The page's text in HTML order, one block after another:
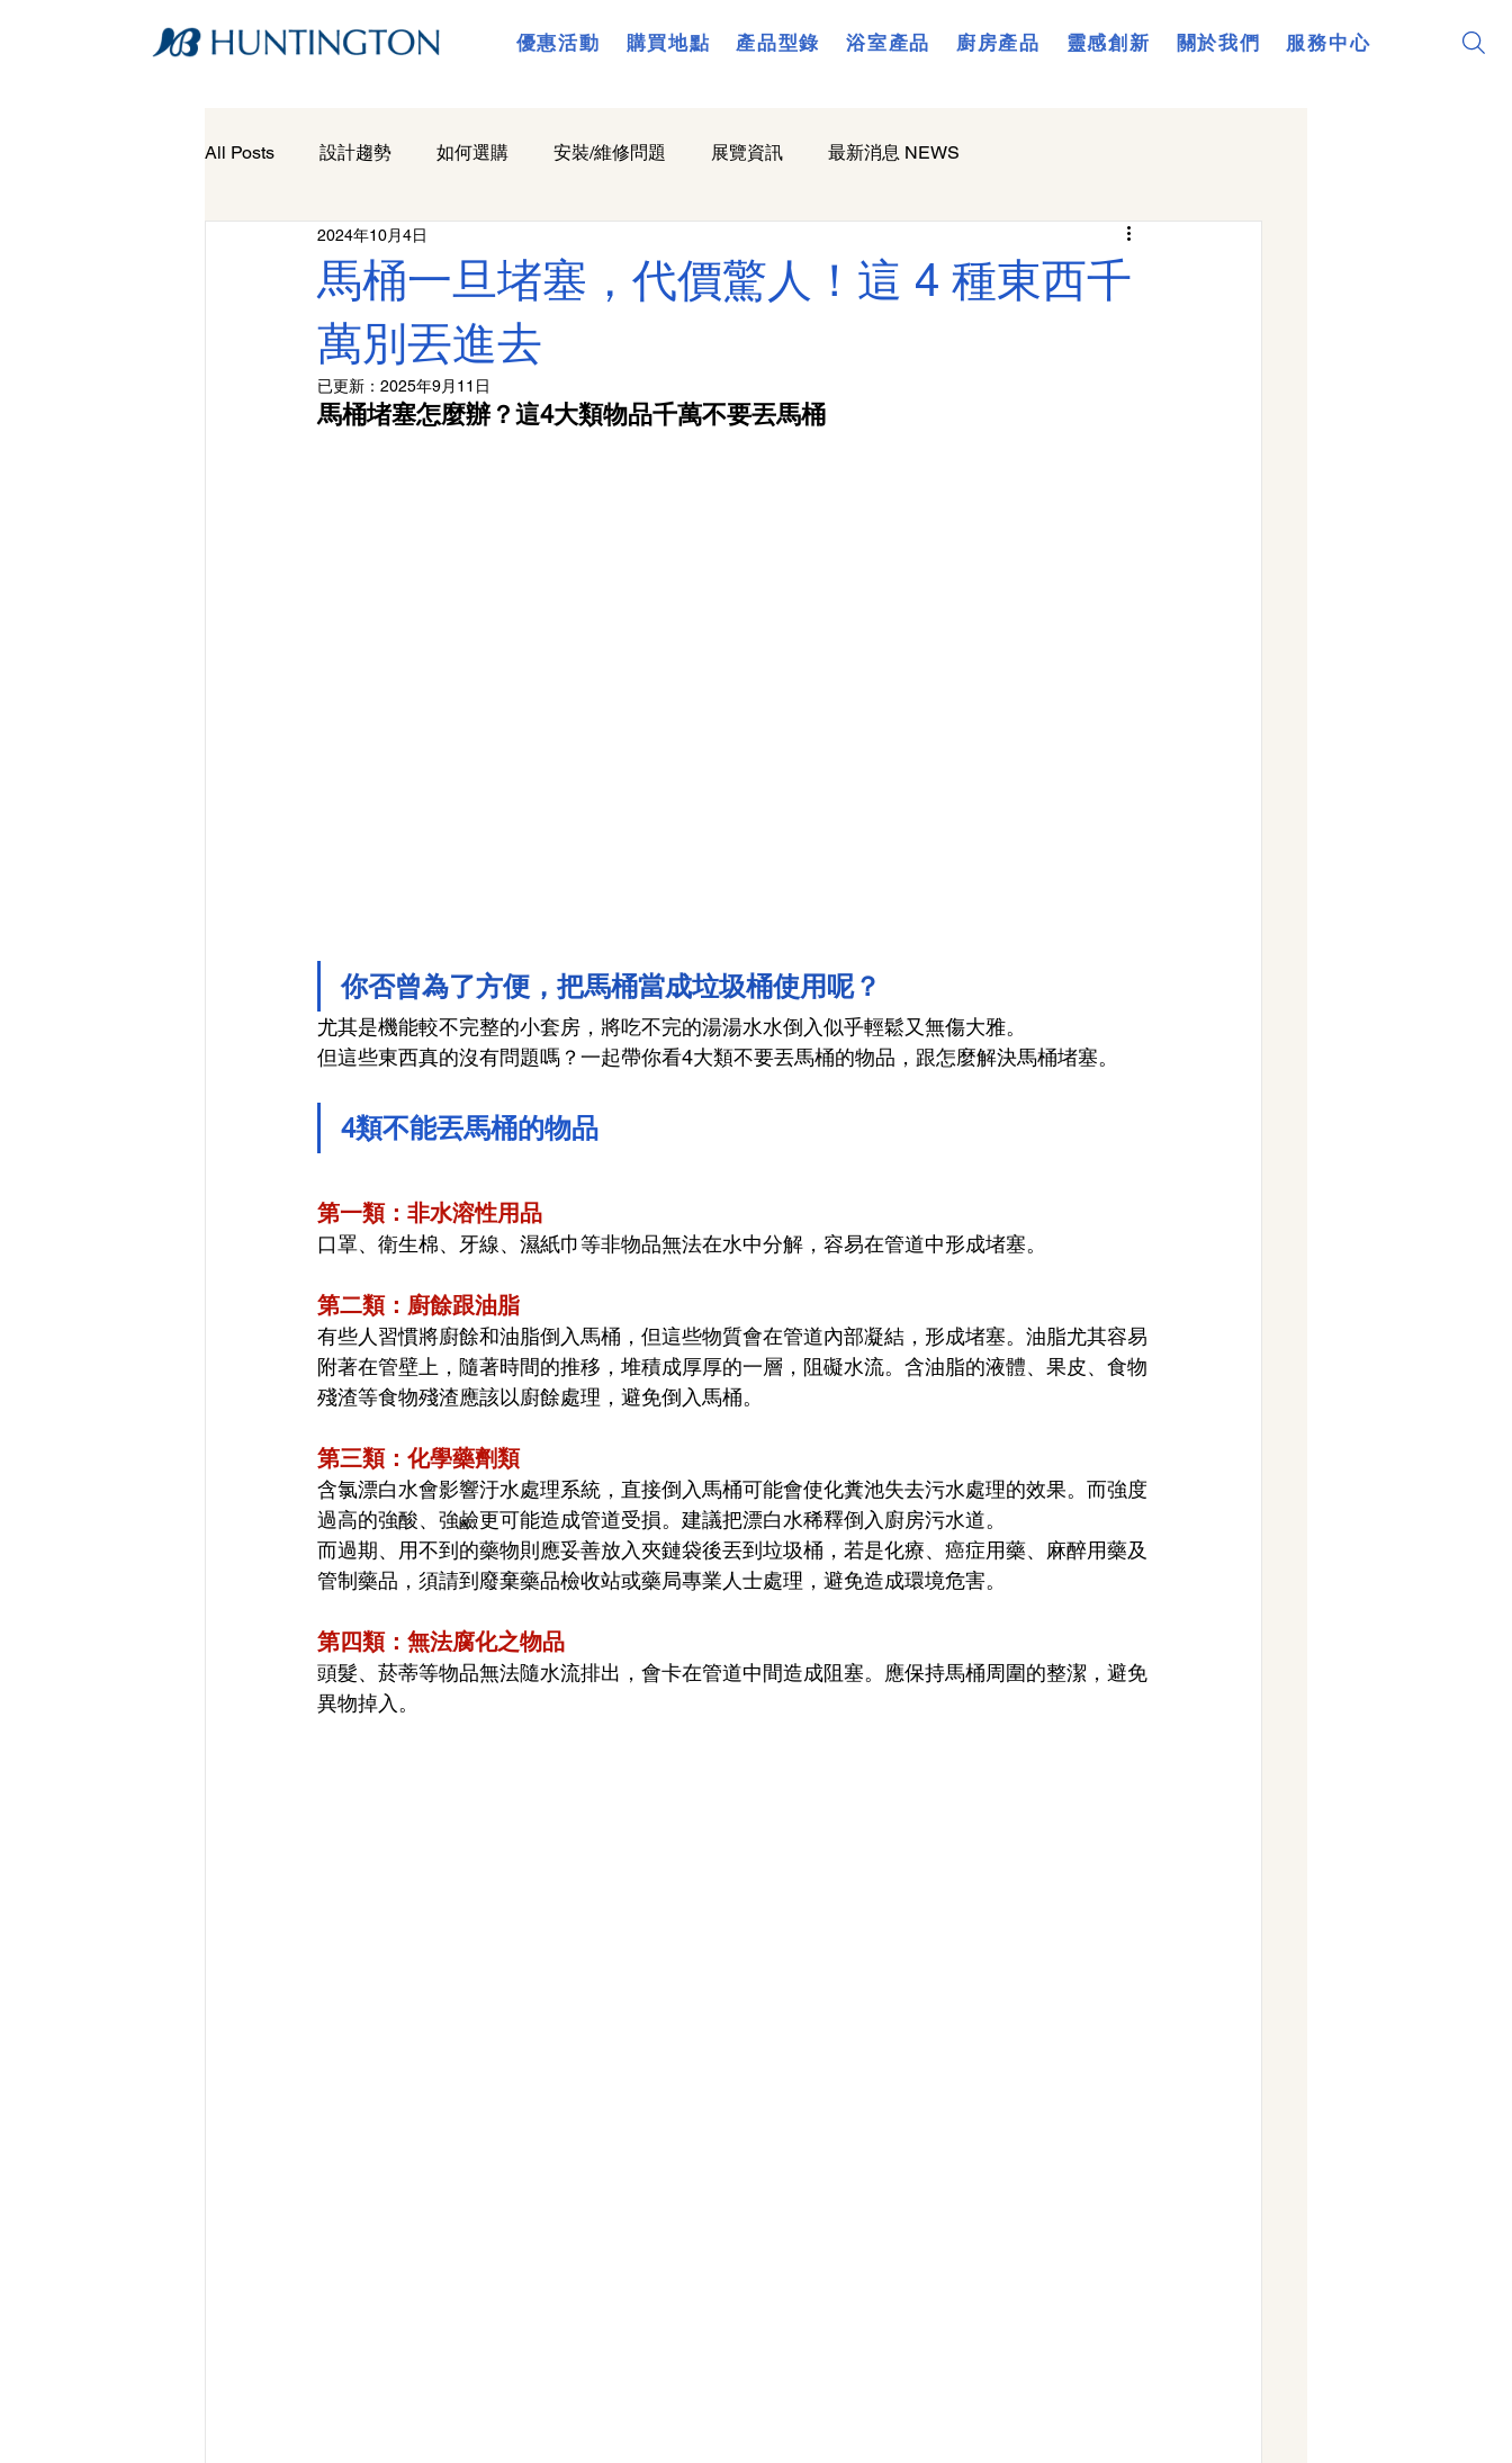
優惠活動 購買地點 產品型錄 浴室產品 廚房產品 靈感創新 關於我們 服務中心
All Posts 設計趨勢 如何選購 安裝/維修問題 展覽資訊 最新消息 NEWS
馬桶一旦堵塞，代價驚人！這 4 種東西千
萬別丟進去
2024年10月4日
已更新： 2025年9月11日
馬桶堵塞怎麼辦？這4大類物品千萬不要丟馬桶
你否曾為了方便，把馬桶當成垃圾桶使用呢？
尤其是機能較不完整的小套房，將吃不完的湯湯水水倒入似乎輕鬆又無傷大雅。
但這些東西真的沒有問題嗎？一起帶你看4大類不要丟馬桶的物品，跟怎麼解決馬桶堵塞。
4類不能丟馬桶的物品
第一類： 非水溶性用品
口罩、衛生棉、牙線、濕紙巾等非物品無法在水中分解，容易在管道中形成堵塞。
第二類：廚餘跟油脂
有些人習慣將廚餘和油脂倒入馬桶，但這些物質會在管道內部凝結，形成堵塞。油脂尤其容易
附著在管壁上，隨著時間的推移，堆積成厚厚的一層，阻礙水流。 含油脂的液體、果皮、食物
殘渣等食物殘渣應該以廚餘處理，避免倒入馬桶。
第三類：化學藥劑類
含氯漂白水會影響汙水處理系統，直接倒入馬桶可能會使化糞池失去污水處理的效果。而強度
過高的強酸、強鹼更可能造成管道受損。建議把漂白水稀釋倒入廚房污水道。
而過期、用不到的藥物則應妥善放入夾鏈袋後丟到垃圾桶，若是化療、癌症用藥、麻醉用藥及
管制藥品，須請到廢棄藥品檢收站或藥局專業人士處理，避免造成環境危害。
第四類：無法腐化之物品
頭髮、菸蒂等物品無法隨水流排出，會卡在管道中間造成阻塞。應保持馬桶周圍的整潔，避免
異物掉入。